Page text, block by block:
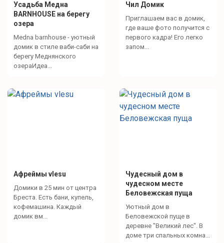
Усадьба Медна
BARNHOUSE на берегу
озера
Medna barnhouse - уютный
домик в стиле ваби-саби на
берегу Меднянского
озераИдеа...
Чил Домик
Приглашаем вас в домик,
где ваше фото получится с
первого кадра! Его легко
запом...
Афреймы vlesu
Домики в 25 мин от центра
Бреста. Есть бани, купель,
кофемашина. Каждый
домик вм...
Чудесный дом в
чудесном месте
Беловежская пуща
Уютный дом в
Беловежской пуще в
деревне "Великий лес". В
доме три спальных комна...